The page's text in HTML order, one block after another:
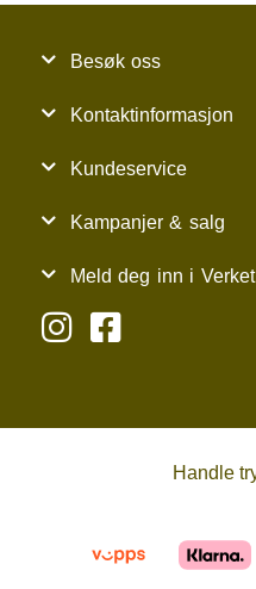
Besøk oss
Kontaktinformasjon
Kundeservice
Kampanjer & salg
Meld deg inn i
Handle